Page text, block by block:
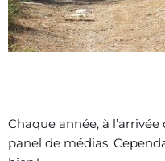
Chaque année, à
panel de médias.